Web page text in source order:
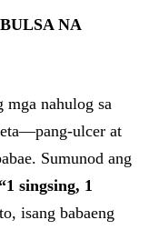
NA
mga nahulog sa
ulcer at
Sumunod ang
“1 singsing, 1
isang babaeng